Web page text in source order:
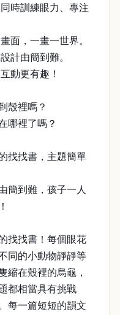
時訓練眼力、專注
面，一畫一世界。
計由簡到難。
動更有趣！
殼裡嗎？
哪裡了嗎？
找找書，主題簡單
簡到難，孩子一人
找找書！每個眼花
同的小動物靜靜等
縮在殼裡的烏龜，
都相當具有挑戰
每一篇短短的韻文